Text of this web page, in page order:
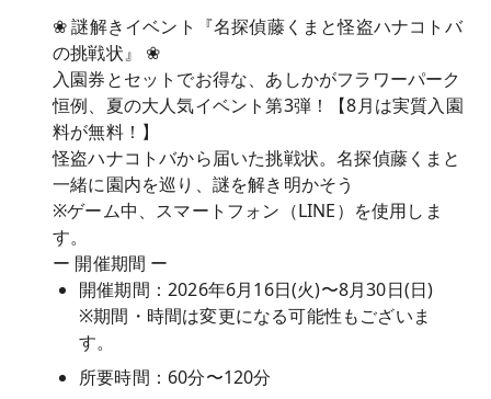
❀ 謎解きイベント『名探偵藤くまと怪盗ハナコトバ
の挑戦状』 ❀
入園券とセットでお得な、あしかがフラワーパーク
恒例、夏の大人気イベント第3弾！【8月は実質入園
料が無料！】
怪盗ハナコトバから届いた挑戦状。名探偵藤くまと
一緒に園内を巡り、謎を解き明かそう
※ゲーム中、スマートフォン（LINE）を使用しま
す。
ー 開催期間 ー
開催期間：2026年6月16日(火)〜8月30日(日)
※期間・時間は変更になる可能性もございま
す。
所要時間：60分〜120分